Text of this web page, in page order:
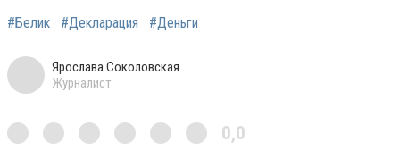
#Белик #Декларация #Деньги
Ярослава Соколовская
Журналист
0,0